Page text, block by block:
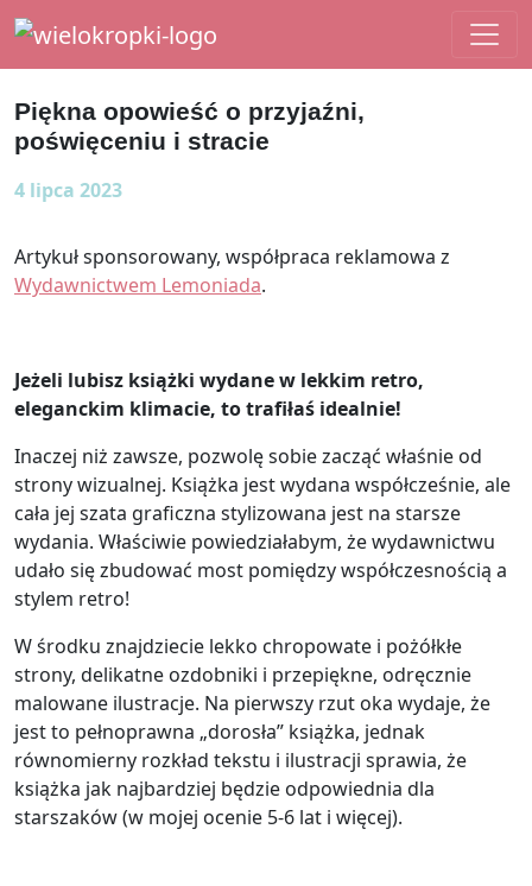
Main Navigation
Piękna opowieść o przyjaźni,
poświęceniu i stracie
4 lipca 2023
Artykuł sponsorowany, współpraca reklamowa z
Wydawnictwem Lemoniada.
Jeżeli lubisz książki wydane w lekkim retro,
eleganckim klimacie, to trafiłaś idealnie!
Inaczej niż zawsze, pozwolę sobie zacząć właśnie od
strony wizualnej. Książka jest wydana współcześnie, ale
cała jej szata graficzna stylizowana jest na starsze
wydania. Właściwie powiedziałabym, że wydawnictwu
udało się zbudować most pomiędzy współczesnością a
stylem retro!
W środku znajdziecie lekko chropowate i pożółkłe
strony, delikatne ozdobniki i przepiękne, odręcznie
malowane ilustracje. Na pierwszy rzut oka wydaje, że
jest to pełnoprawna „dorosła” książka, jednak
równomierny rozkład tekstu i ilustracji sprawia, że
książka jak najbardziej będzie odpowiednia dla
starszaków (w mojej ocenie 5-6 lat i więcej).